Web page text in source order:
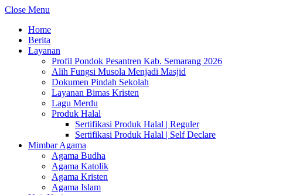
Close Menu
Home
Berita
Layanan
Profil Pondok Pesantren Kab. Semarang 2026
Alih Fungsi Musola Menjadi Masjid
Dokumen Pindah Sekolah
Layanan Bimas Kristen
Lagu Merdu
Produk Halal
Sertifikasi Produk Halal | Reguler
Sertifikasi Produk Halal | Self Declare
Mimbar Agama
Agama Budha
Agama Katolik
Agama Kristen
Agama Islam